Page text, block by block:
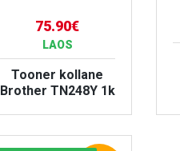
75.90€
LAOS
Tooner kollane
Brother TN248Y 1k
VAATA TOODET